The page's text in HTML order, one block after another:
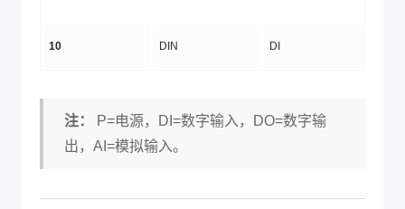
10 DIN DI
注：
P=电源，DI=数字输入，DO=数字输
出，AI=模拟输入。